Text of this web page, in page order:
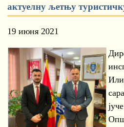
актуелну љетњу
19 июня 2021